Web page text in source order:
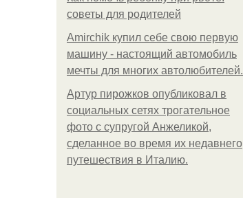
советы для родителей
Amirchik купил себе свою первую
машину - настоящий автомобиль
мечты для многих автолюбителей.
Артур пирожков опубликовал в
социальных сетях трогательное
фото с супругой Анжеликой,
сделанное во время их недавнего
путешествия в Италию.